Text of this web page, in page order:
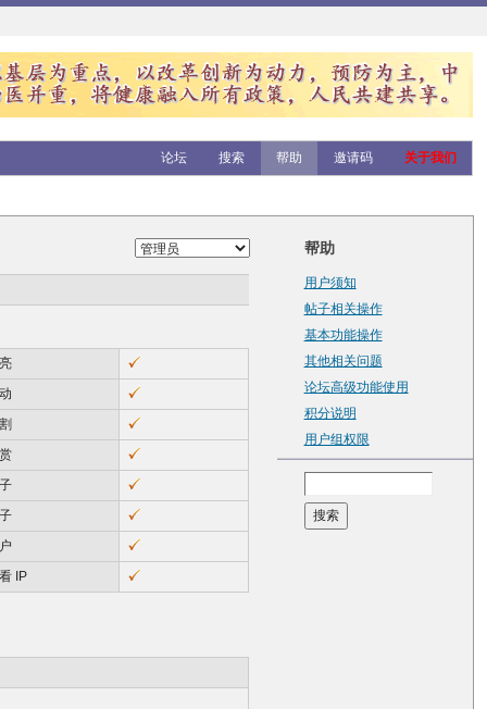
论坛 搜索 帮助 邀请码 关于我们
帮助
用户须知
帖子相关操作
基本功能操作
其他相关问题
论坛高级功能使用
积分说明
用户组权限
搜索
IP